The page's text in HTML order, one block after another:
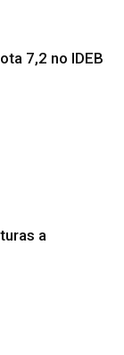
7,2 no IDEB
a